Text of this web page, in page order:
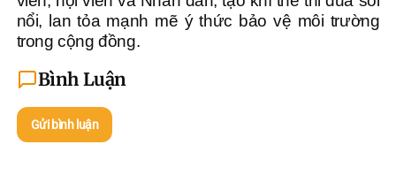
nổi, lan tỏa mạnh mẽ ý thức bảo vệ môi trường
trong cộng đồng.
Bình Luận
Gửi bình luận